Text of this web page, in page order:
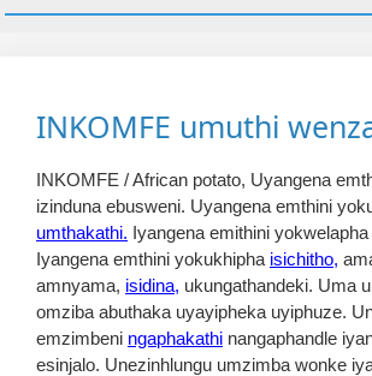
INKOMFE umuthi
INKOMFE / African potato, Uyangena
izinduna ebusweni. Uyangena emthini
umthakathi. Iyangena emithini yokwelapha
Iyangena emthini yokukhipha isichitho,
amnyama, isidina, ukungathandeki. Uma
omziba abuthaka uyayipheka uyiphuze.
emzimbeni ngaphakathi nangaphandle
esinjalo. Unezinhlungu umzimba wonke